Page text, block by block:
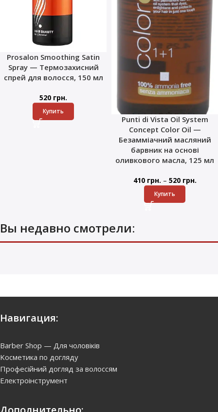
Prosalon Smoothing Satin
Spray — Термозахисний
спрей для волосся, 150 мл
520 грн.
Купить
Punti di Vista Oil System
Concept Color Oil —
Безамміачний масляний
барвник на основі
оливкового масла, 125 мл
410 грн. – 520 грн.
Купить
Вы недавно смотрели:
Навигация:
Barber Shop — Для чоловіків
Kосметика по догляду
Професійний догляд за волоссям
Електроінструмент